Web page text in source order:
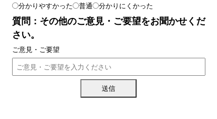
分かりやすかった 普通 分かりにくかった
質問：その他のご意見・ご要望をお聞かせくだ
さい。
ご意見・ご要望
送信